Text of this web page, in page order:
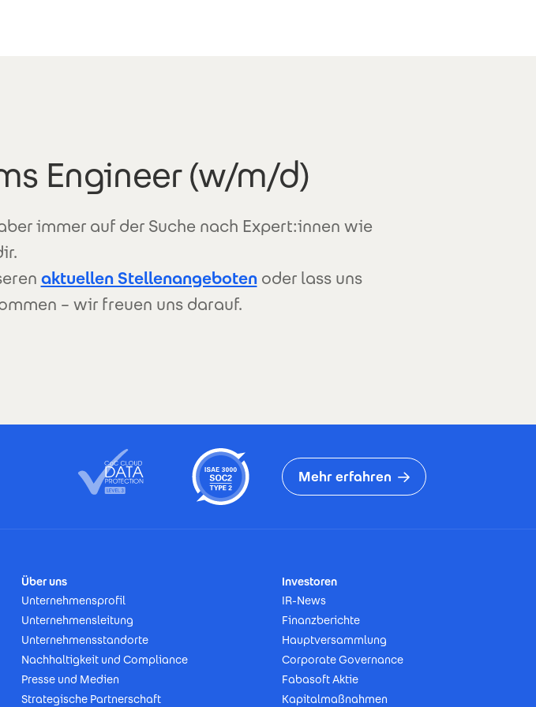
Engineer (w/m/d)
immer auf der Suche nach Expert:innen wie
aktuellen Stellenangebotenoder lass uns
– wir freuen uns darauf.
Mehr erfahren
Über uns
Unternehmensprofil
Unternehmensleitung
Unternehmensstandorte
Nachhaltigkeit und Compliance
Presse und Medien
Strategische Partnerschaft
Investoren
IR-News
Finanzberichte
Hauptversammlung
Corporate Governance
Fabasoft Aktie
Kapitalmaßnahmen